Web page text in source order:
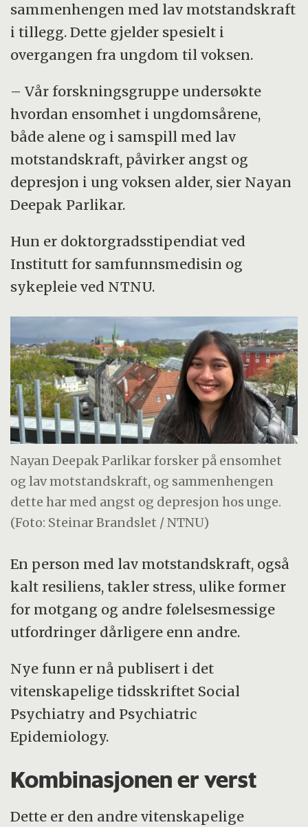
Tidlig identifisering og forebygging er
avgjørende, blant annet gjennom
screening og programmer som bygger
sosiale ferdigheter og styrker
motstandskraft.
Samarbeid på tvers av sektorer – med
skolene i en sentral rolle – er viktig for å
skape inkluderende miljøer og bedre
psykisk helse på både kort og lang sikt.
Kortversjonen er laget av kunstig
intelligens. Deretter er den sjekket av
artikkelforfatter.
sammenhengen med lav motstandskraft
i tillegg. Dette gjelder spesielt i
overgangen fra ungdom til voksen.
– Vår forskningsgruppe undersøkte
hvordan ensomhet i ungdomsårene,
både alene og i samspill med lav
motstandskraft, påvirker angst og
depresjon i ung voksen alder, sier Nayan
Deepak Parlikar.
Hun er doktorgradsstipendiat ved
Institutt for samfunnsmedisin og
sykepleie ved NTNU.
Nayan Deepak Parlikar forsker på ensomhet
og lav motstandskraft, og sammenhengen
dette har med angst og depresjon hos unge.
(Foto: Steinar Brandslet / NTNU)
En person med lav motstandskraft, også
kalt resiliens, takler stress, ulike former
for motgang og andre følelsesmessige
utfordringer dårligere enn andre.
Nye funn er nå publisert i det
vitenskapelige tidsskriftet Social
Psychiatry and Psychiatric
Epidemiology.
Kombinasjonen er verst
Dette er den andre vitenskapelige